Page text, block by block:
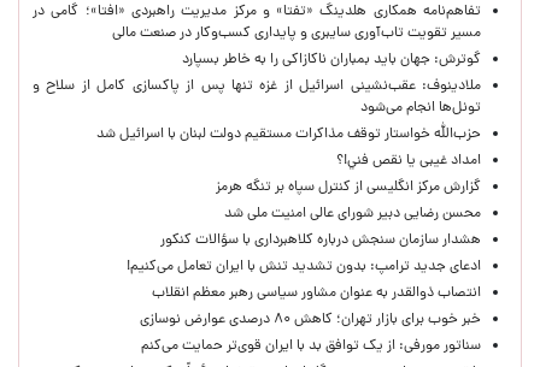
تفاهم‌نامه همکاری هلدینگ «تفتا» و مرکز مدیریت راهبردی «افتا»؛ گامی در
مسیر تقویت تاب‌آوری سایبری و پایداری کسب‌وکار در صنعت مالی
گوترش: جهان باید بمباران ناکازاکی را به‌ خاطر بسپارد
ملادینوف: عقب‌نشینی اسرائیل از غزه تنها پس از پاکسازی کامل از سلاح و
تونل‌ها انجام می‌شود
حزب‌الله خواستار توقف مذاکرات مستقیم دولت لبنان با اسرائیل شد
امداد غیبی يا نقص فني!؟
گزارش مرکز انگلیسی از کنترل سپاه بر تنگه هرمز
محسن رضایی دبیر شورای عالی امنیت ملی شد
هشدار سازمان سنجش درباره کلاهبرداری با سؤالات کنکور
ادعای جدید ترامپ: بدون تشدید تنش با ایران تعامل می‌کنیم!
انتصاب ذوالقدر به عنوان مشاور سیاسی رهبر معظم انقلاب
خبر خوب برای بازار تهران؛ کاهش ۸۰ درصدی عوارض نوسازی
سناتور مورفی: از یک توافق بد با ایران قوی‌تر حمایت می‌کنم